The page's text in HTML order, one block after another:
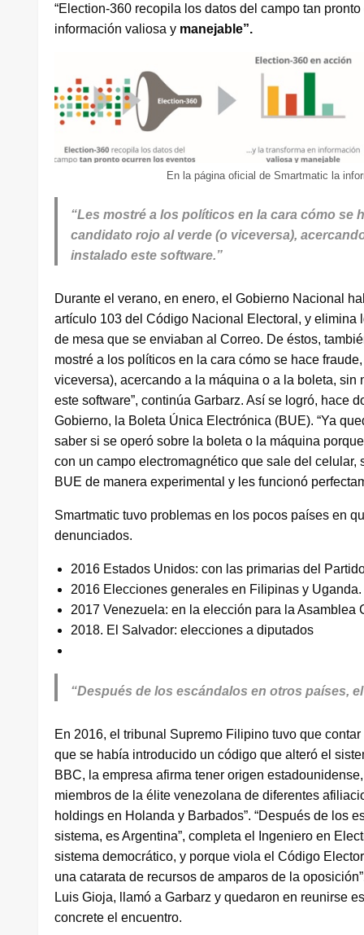
“Election-360 recopila los datos del campo tan
información valiosa y manejable”.
En la página oficial de Smartmatic la
“Les mostré a los políticos en la cara cómo se
candidato rojo al verde (o viceversa),
instalado este software.”
Durante el verano, en enero, el Gobierno Nacional
artículo 103 del Código Nacional Electoral, y
de mesa que se enviaban al Correo. De éstos,
mostré a los políticos en la cara cómo se hace
viceversa), acercando a la máquina o a la boleta,
este software”, continúa Garbarz. Así se logró, hace
Gobierno, la Boleta Única Electrónica (BUE). “Ya
saber si se operó sobre la boleta o la máquina
con un campo electromagnético que sale del
BUE de manera experimental y les funcionó
Smartmatic tuvo problemas en los pocos países en
denunciados.
2016 Estados Unidos: con las primarias del
2016 Elecciones generales en Filipinas y Uganda.
2017 Venezuela: en la elección para la Asamblea
2018. El Salvador: elecciones a diputados
“Después de los escándalos en otros países,
En 2016, el tribunal Supremo Filipino tuvo que
que se había introducido un código que alteró el
BBC, la empresa afirma tener origen
miembros de la élite venezolana de diferentes
holdings en Holanda y Barbados”. “Después de los
sistema, es Argentina”, completa el Ingeniero en
sistema democrático, y porque viola el Código
una catarata de recursos de amparos de la
Luis Gioja, llamó a Garbarz y quedaron en reunirse
concrete el encuentro.